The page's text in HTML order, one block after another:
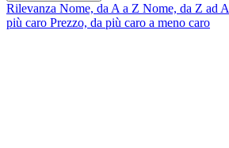
Rilevanza Nome, da A a Z Nome, da Z ad A
più caro Prezzo, da più caro a meno caro